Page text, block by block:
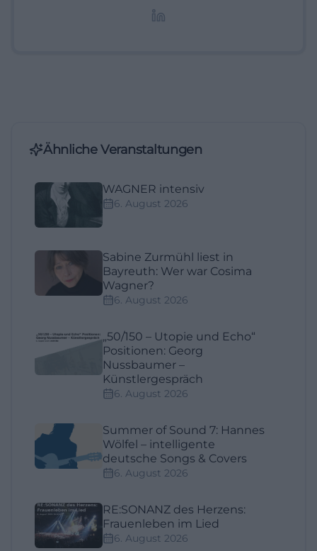
Ähnliche Veranstaltungen
WAGNER intensiv
6. August 2026
Sabine Zurmühl liest in
Bayreuth: Wer war Cosima
Wagner?
6. August 2026
„50/150 – Utopie und Echo“
Positionen: Georg
Nussbaumer –
Künstlergespräch
6. August 2026
Summer of Sound 7: Hannes
Wölfel – intelligente
deutsche Songs & Covers
6. August 2026
RE:SONANZ des Herzens:
Frauenleben im Lied
6. August 2026